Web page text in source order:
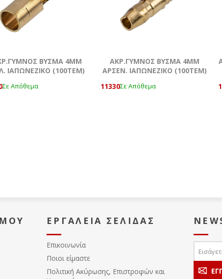
ΒΥΣΜΑ 4MM
ΙΑΠΩΝΕΖΙΚΟ (100ΤΕΜ)
Σε Απόθεμα
ΑΚΡ.ΓΥΜΝΟΣ ΒΥΣΜΑ 4MM
ΑΡΣΕΝ. ΙΑΠΩΝΕΖΙΚΟ (100ΤΕΜ)
11330Σε Απόθεμα
ΕΡΓΑΛΕΊΑ ΣΕΛΊΔΑΣ
Επικοινωνία
Ποιοι είμαστε
Πολιτική Ακύρωσης, Eπιστροφών και